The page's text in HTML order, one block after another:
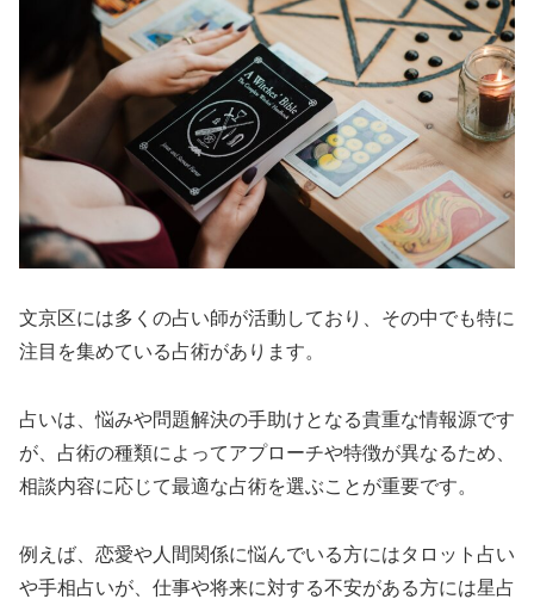
文京区には多くの占い師が活動しており、その中でも特に
注目を集めている占術があります。
占いは、悩みや問題解決の手助けとなる貴重な情報源です
が、占術の種類によってアプローチや特徴が異なるため、
相談内容に応じて最適な占術を選ぶことが重要です。
例えば、恋愛や人間関係に悩んでいる方にはタロット占い
や手相占いが、仕事や将来に対する不安がある方には星占